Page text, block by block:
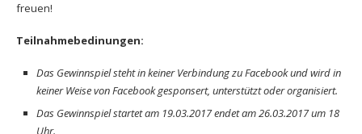
freuen!
Teilnahmebedinungen:
Das Gewinnspiel steht in keiner Verbindung zu Facebook und wird in
keiner Weise von Facebook gesponsert, unterstützt oder organisiert.
Das Gewinnspiel startet am 19.03.2017 endet am 26.03.2017 um 18
Uhr.